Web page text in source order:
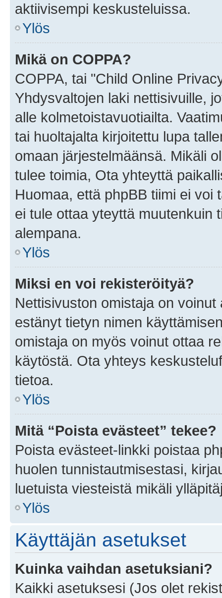
aktiivisempi keskusteluissa.
Ylös
Mikä on COPPA?
COPPA, tai "Child Online
Yhdysvaltojen laki nettisivuille,
alle kolmetoistavuotiailta.
tai huoltajalta kirjoitettu lupa
omaan järjestelmäänsä. Mikäli
tulee toimia, Ota yhteyttä
Huomaa, että phpBB tiimi ei
ei tule ottaa yteyttä muutenkuin
alempana.
Ylös
Miksi en voi rekisteröityä?
Nettisivuston omistaja on
estänyt tietyn nimen
omistaja on myös voinut ottaa
käytöstä. Ota yhteys
tietoa.
Ylös
Mitä “Poista evästeet” tekee?
Poista evästeet-linkki poistaa
huolen tunnistautmisestasi,
luetuista viesteistä mikäli
Ylös
Käyttäjän asetukset
Kuinka vaihdan asetuksiani?
Kaikki asetuksesi (Jos olet